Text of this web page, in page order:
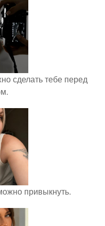
сделать тебе перед
привыкнуть.